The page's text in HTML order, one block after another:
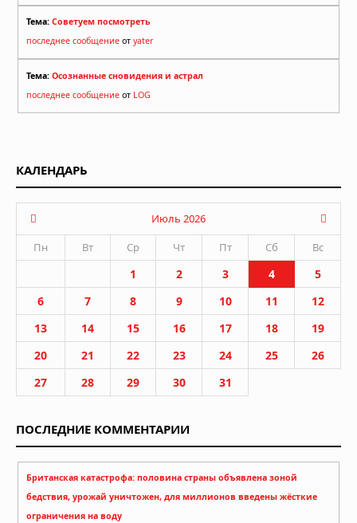
Тема: Советуем посмотреть
последнее сообщение от yater
Тема: Осознанные сновидения и астрал
последнее сообщение от LOG
КАЛЕНДАРЬ
Июль 2026
Пн
Вт Ср Чт Пт Сб Вс
1 2 3 4
5
6
7 8 9 10 11
12
13
14 15 16 17 18
19
20
21 22 23 24 25
26
27
28 29 30 31
ПОСЛЕДНИЕ КОММЕНТАРИИ
Британская катастрофа: половина страны объявлена зоной
бедствия, урожай уничтожен, для миллионов введены жёсткие
ограничения на воду